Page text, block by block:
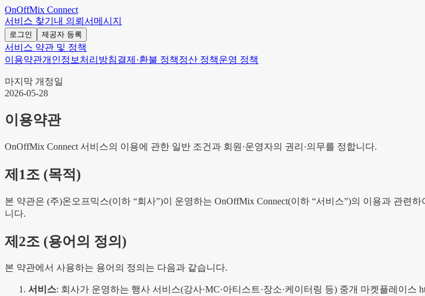
OnOffMix Connect
서비스 찾기 내 의뢰서 메시지
로그인 제공자 등록
서비스 약관 및 정책
이용약관개인정보처리방침결제·환불 정책정산 정책운영 정책
마지막 개정일
2026-05-28
이용약관
OnOffMix Connect 서비스의 이용에 관한 일반 조건과 회원·운영자의 권리·의무를 정합니다.
제 1조 (목적)
본 약관은 (주)온오프믹스(이하 “회사”)이 운영하는 OnOffMix Connect(이하 “서비스”)의 이용과 관련
니다.
제 2조 (용어의 정의 )
본 약관에서 사용하는 용어의 정의는 다음과 같습니다.
서비스: 회사가 운영하는 행사 서비스(강사·MC·아티스트·장소·케이터링 등) 중개 마켓플레이스